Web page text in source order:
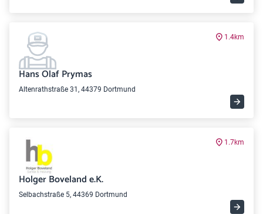
1.4km
Hans Olaf Prymas
Altenrathstraße 31, 44379 Dortmund
1.7km
Holger Boveland e.K.
Selbachstraße 5, 44369 Dortmund